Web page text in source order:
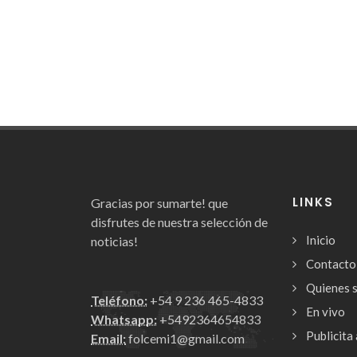
Gracias por sumarte! que
disfrutes de nuestra selección de
noticias!
Teléfono: +54 9 236 465-4833
Whatsapp: +5492364654833
Email:folcemi1@gmail.com
LINKS
Inicio
Contacto
Quienes
En vivo
Publicita